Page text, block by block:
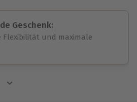
Geschenk:
Flexibilität und maximale